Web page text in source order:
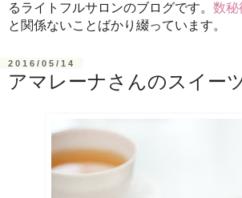
るライトフルサロンのブログです。 数秘
と関係ないことばかり綴っています。
2016/05/14
アマレーナさんのスイー